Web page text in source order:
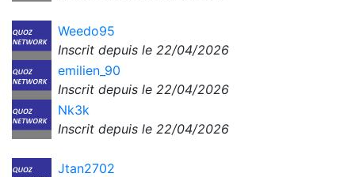
Weedo95
Inscrit depuis le 22/04/2026
emilien_90
Inscrit depuis le 22/04/2026
Nk3k
Inscrit depuis le 22/04/2026
Jtan2702